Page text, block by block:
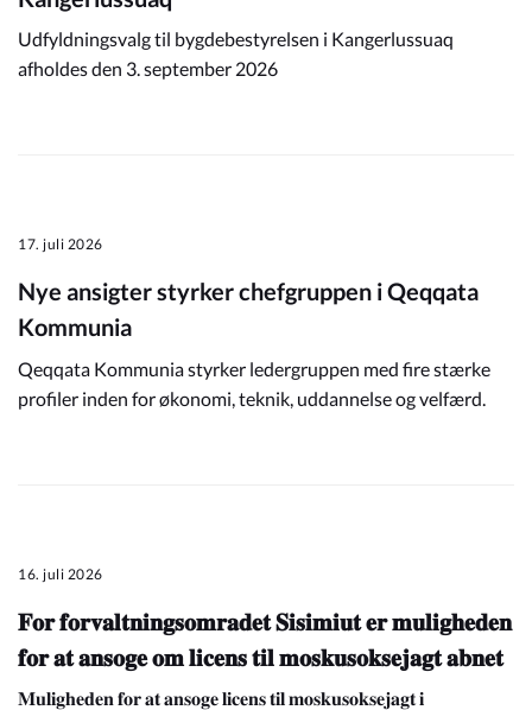
Udfyldningsvalg til bygdebestyrelsen i Kangerlussuaq
afholdes den 3. september 2026
17. juli 2026
Nye ansigter styrker chefgruppen i Qeqqata
Kommunia
Qeqqata Kommunia styrker ledergruppen med fire stærke
profiler inden for økonomi, teknik, uddannelse og velfærd.
16. juli 2026
𝐅𝐨𝐫 𝐟𝐨𝐫𝐯𝐚𝐥𝐭𝐧𝐢𝐧𝐠𝐬𝐨𝐦𝐫𝐚𝐝𝐞𝐭 𝐒𝐢𝐬𝐢𝐦𝐢𝐮𝐭 𝐞𝐫 𝐦𝐮𝐥𝐢𝐠𝐡𝐞𝐝𝐞𝐧
𝐟𝐨𝐫 𝐚𝐭 𝐚𝐧𝐬𝐨𝐠𝐞 𝐨𝐦 𝐥𝐢𝐜𝐞𝐧𝐬 𝐭𝐢𝐥 𝐦𝐨𝐬𝐤𝐮𝐬𝐨𝐤𝐬𝐞𝐣𝐚𝐠𝐭 𝐚𝐛𝐧𝐞𝐭
𝐌𝐮𝐥𝐢𝐠𝐡𝐞𝐝𝐞𝐧 𝐟𝐨𝐫 𝐚𝐭 𝐚𝐧𝐬𝐨𝐠𝐞 𝐥𝐢𝐜𝐞𝐧𝐬 𝐭𝐢𝐥 𝐦𝐨𝐬𝐤𝐮𝐬𝐨𝐤𝐬𝐞𝐣𝐚𝐠𝐭 𝐢